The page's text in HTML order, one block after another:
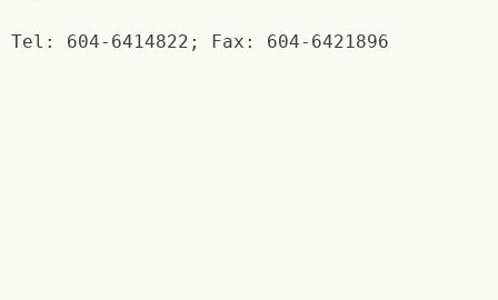
Tel: 604-6414822; Fax: 604-6421896